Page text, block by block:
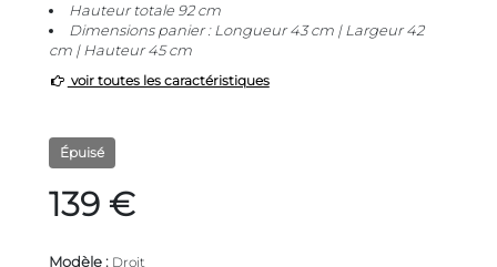
Hauteur totale 92 cm
Dimensions panier : Longueur 43 cm | Largeur 42
cm | Hauteur 45 cm
voir toutes les caractéristiques
Épuisé
139 €
Modèle : Droit